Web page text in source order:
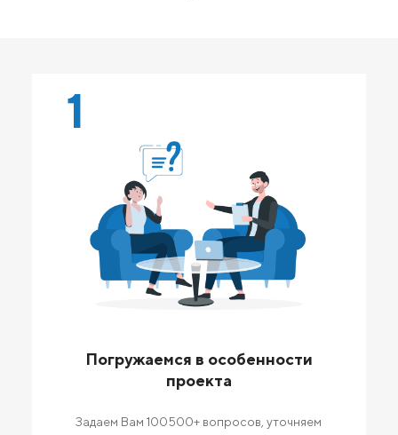
1
Погружаемся в особенности
проекта
Задаем Вам 100500+ вопросов, уточняем